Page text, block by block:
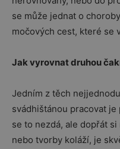
se může jednat o
močových cest, které se
Jak vyrovnat druhou
Jedním z těch
svádhištánou pracovat
se to nezdá, ale dopřát
nebo tvorby koláží, je